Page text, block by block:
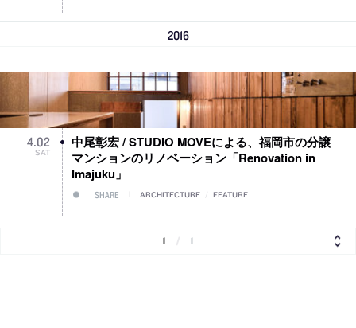
2016
4.02
SAT
中尾彰宏 / STUDIO MOVEによる、福岡市の分譲
マンションのリノベーション「Renovation in
Imajuku」
SHARE ARCHITECTURE FEATURE
1 1